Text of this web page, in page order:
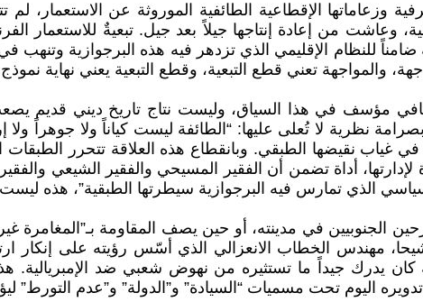
وزعاماتها الإقطاعية الطائفية الموروثة عن
من إعادة إنتاجها جيلاً بعد جيل. تبعيةٌ للاستعمار
للنظام الإقليمي الذي تزدهر فيه هذه البرجوازية وتنهب
والمواجهة تعني قطع التبعية، وقطع التبعية يعني نهاية
مؤسف في هذا السياق، وليست نتاج تاريخ ديني قديم
في بيروت عام 1987، بصرامة نظرية لا تُعلى عليها: “الطائفة ليست
في غياب نقيضها الطبقي. وبانقطاع هذه العلاقة تتحرر
لإدارتها، أداة تضمن أن الفقير المسيحي والفقير الشيعي
الذي تمارس فيه البرجوازية سيطرتها الطبقية”، هذه
الجنوبيين في مدينته، أو حين يصف المقاومة بـ”المغامرة
مهندس الخطاب الانعزالي الذي أسّس رؤيته على إنكار
كان يدرك جيداً ما تستثيره من نهوض شعبي ضد
اليوم تحت مسميات “السيادة” و”الدولة” و”عدم التورط”